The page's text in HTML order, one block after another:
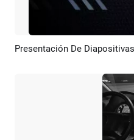
Previsualizar